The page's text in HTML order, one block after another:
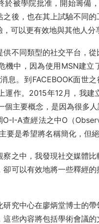
被學院批准，開始籌備
後，也在其上試驗不同
可以更有效地與其他人分
不同類型的社交平台，
機中，因為使用MSN建
息。到FACEBOOK面世
運作。2015年12月，我
個主要概念，是因為很多
I-A查經法之中O（
要是希望將名稱簡化，但
之中，我發現社交媒體
可以有效地將一些釋經
究中心在廖炳堂博士的
些內容將包括學術會議